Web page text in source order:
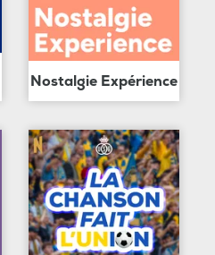
Nostalgie Expérience